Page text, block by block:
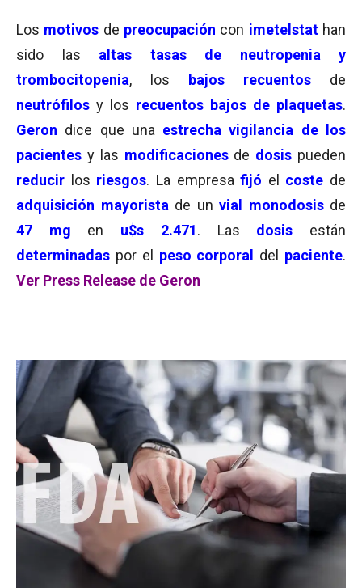
Los motivos de preocupación con imetelstat han
sido las altas tasas de neutropenia y
trombocitopenia, los bajos recuentos de
neutrófilos y los recuentos bajos de plaquetas.
Geron dice que una estrecha vigilancia de los
pacientes y las modificaciones de dosis pueden
reducir
los riesgos. La empresafijó el coste de
adquisición mayorista de un vial monodosis de
47 mg
en u$s 2.471. Las dosis
están
determinadas por el peso corporal del paciente.
Ver Press Release de Geron